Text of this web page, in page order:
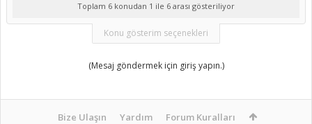
Toplam 6 konudan 1 ile 6 arası gösteriliyor
Konu gösterim seçenekleri
(Mesaj göndermek için giriş yapın.)
Bize Ulaşın Yardım Forum Kuralları